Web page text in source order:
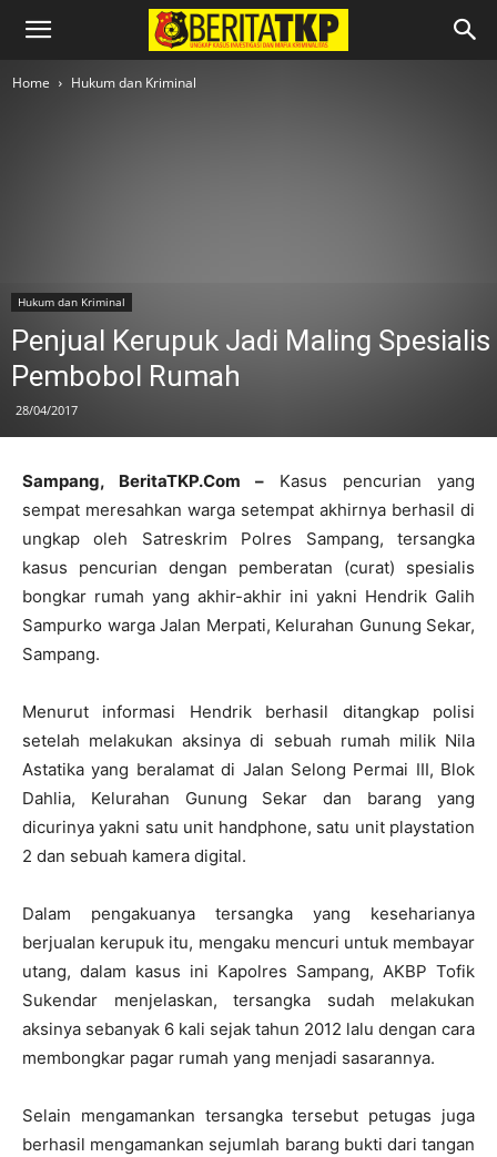
Home Hukum dan Kriminal
Hukum dan Kriminal
Penjual Kerupuk Jadi Maling Spesialis
Pembobol Rumah
28/04/2017
Sampang, BeritaTKP.Com – Kasus pencurian yang
sempat meresahkan warga setempat akhirnya berhasil di
ungkap oleh Satreskrim Polres Sampang, tersangka
kasus pencurian dengan pemberatan (curat) spesialis
bongkar rumah yang akhir-akhir ini yakni Hendrik Galih
Sampurko warga Jalan Merpati, Kelurahan Gunung Sekar,
Sampang.
Menurut informasi Hendrik berhasil ditangkap polisi
setelah melakukan aksinya di sebuah rumah milik Nila
Astatika yang beralamat di Jalan Selong Permai III, Blok
Dahlia, Kelurahan Gunung Sekar dan barang yang
dicurinya yakni satu unit handphone, satu unit playstation
2 dan sebuah kamera digital.
Dalam pengakuanya tersangka yang keseharianya
berjualan kerupuk itu, mengaku mencuri untuk membayar
utang, dalam kasus ini Kapolres Sampang, AKBP Tofik
Sukendar menjelaskan, tersangka sudah melakukan
aksinya sebanyak 6 kali sejak tahun 2012 lalu dengan cara
membongkar pagar rumah yang menjadi sasarannya.
Selain mengamankan tersangka tersebut petugas juga
berhasil mengamankan sejumlah barang bukti dari tangan